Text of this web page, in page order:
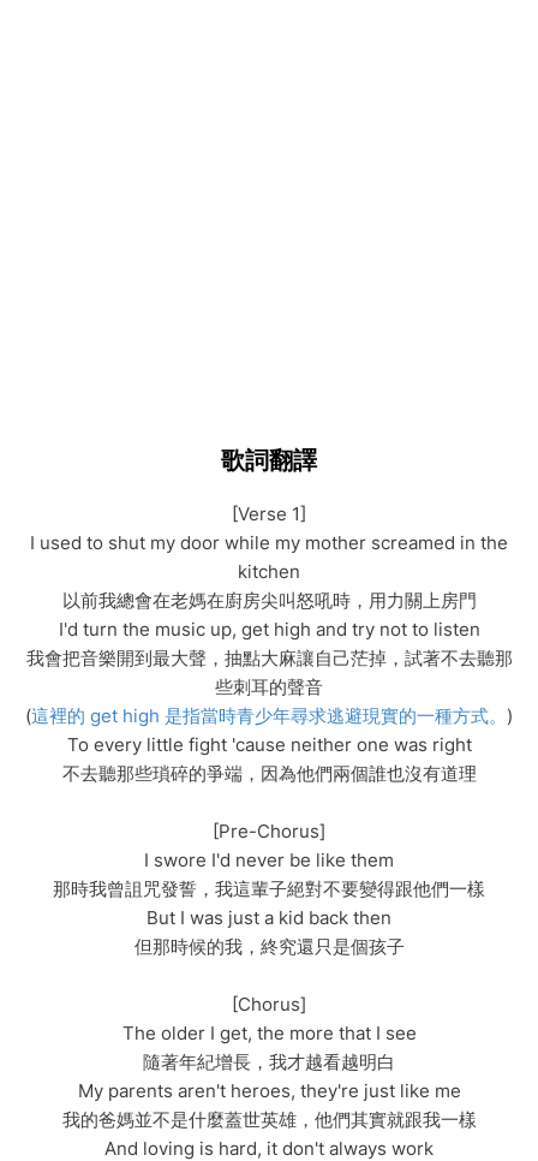
歌詞翻譯
[Verse 1]
I used to shut my door while my mother screamed in the
kitchen
以前我總會在老媽在廚房尖叫怒吼時，用力關上房門
I'd turn the music up, get high and try not to listen
我會把音樂開到最大聲，抽點大麻讓自己茫掉，試著不去聽那
些刺耳的聲音
(這裡的 get high 是指當時青少年尋求逃避現實的一種方式。 )
To every little fight 'cause neither one was right
不去聽那些瑣碎的爭端，因為他們兩個誰也沒有道理
[Pre-Chorus]
I swore I'd never be like them
那時我曾詛咒發誓，我這輩子絕對不要變得跟他們一樣
But I was just a kid back then
但那時候的我，終究還只是個孩子
[Chorus]
The older I get, the more that I see
隨著年紀增長，我才越看越明白
My parents aren't heroes, they're just like me
我的爸媽並不是什麼蓋世英雄，他們其實就跟我一樣
And loving is hard, it don't always work